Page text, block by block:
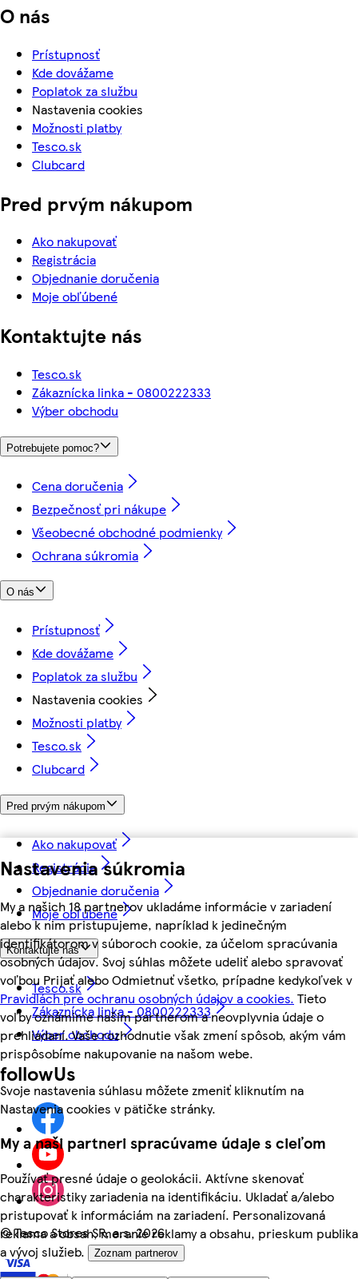
Nastavenia súkromia
My a našich 18 partnerov ukladáme informácie v zariadení
alebo k nim pristupujeme, napríklad k jedinečným
identifikátorom v súboroch cookie, za účelom spracúvania
osobných údajov. Svoj súhlas môžete udeliť alebo spravovať
voľbou Prijať alebo Odmietnuť všetko, prípadne kedykoľvek v
Pravidlách pre ochranu osobných údajov a cookies. Tieto
voľby oznámime našim partnerom a neovplyvnia údaje o
prehliadaní. Vaše rozhodnutie však zmení spôsob, akým vám
prispôsobíme nakupovanie na našom webe.
Svoje nastavenia súhlasu môžete zmeniť kliknutím na
Nastavenia cookies v pätičke stránky.
My a naši partneri spracúvame údaje s cieľom
Používať presné údaje o geolokácii. Aktívne skenovať
charakteristiky zariadenia na identifikáciu. Ukladať a/alebo
pristupovať k informáciám na zariadení. Personalizovaná
reklama a obsah, meranie reklamy a obsahu, prieskum publika
a vývoj služieb.
Zoznam partnerov
O nás
Prístupnosť
Kde dovážame
Poplatok za službu
Nastavenia cookies
Možnosti platby
Tesco.sk
Clubcard
Pred prvým nákupom
Ako nakupovať
Registrácia
Objednanie doručenia
Moje obľúbené
Kontaktujte nás
Tesco.sk
Zákaznícka linka - 0800222333
Výber obchodu
Potrebujete pomoc?
Cena doručenia
Bezpečnosť pri nákupe
Všeobecné obchodné podmienky
Ochrana súkromia
O nás
Prístupnosť
Kde dovážame
Poplatok za službu
Nastavenia cookies
Možnosti platby
Tesco.sk
Clubcard
Pred prvým nákupom
Ako nakupovať
Registrácia
Objednanie doručenia
Moje obľúbené
Kontaktujte nás
Tesco.sk
Zákaznícka linka - 0800222333
Výber obchodu
followUs
©Tesco Stores SR, a.s. 2026